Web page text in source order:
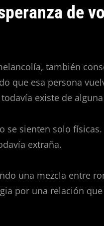
de
también
que esa persona
existe de
se sienten solo
extraña.
una mezcla entre
por una relación